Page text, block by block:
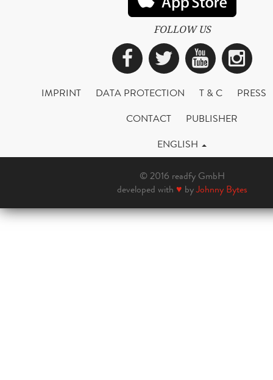
FOLLOW US
Facebook
Twitter
IMPRINT DATA PROTECTION T & C
PRESS
CONTACT
PUBLISHER
ENGLISH
© 2016 readfy GmbH
developed with ♥ byJohnny Bytes